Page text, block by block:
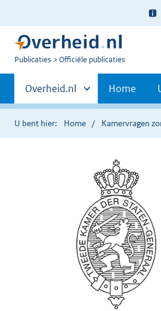
Ter
U
Publicaties Officiële publicaties
Primaire
navigatie
Andere
sites
binnen
Overheid.nl Home
U bent hier: Home Kamervragen